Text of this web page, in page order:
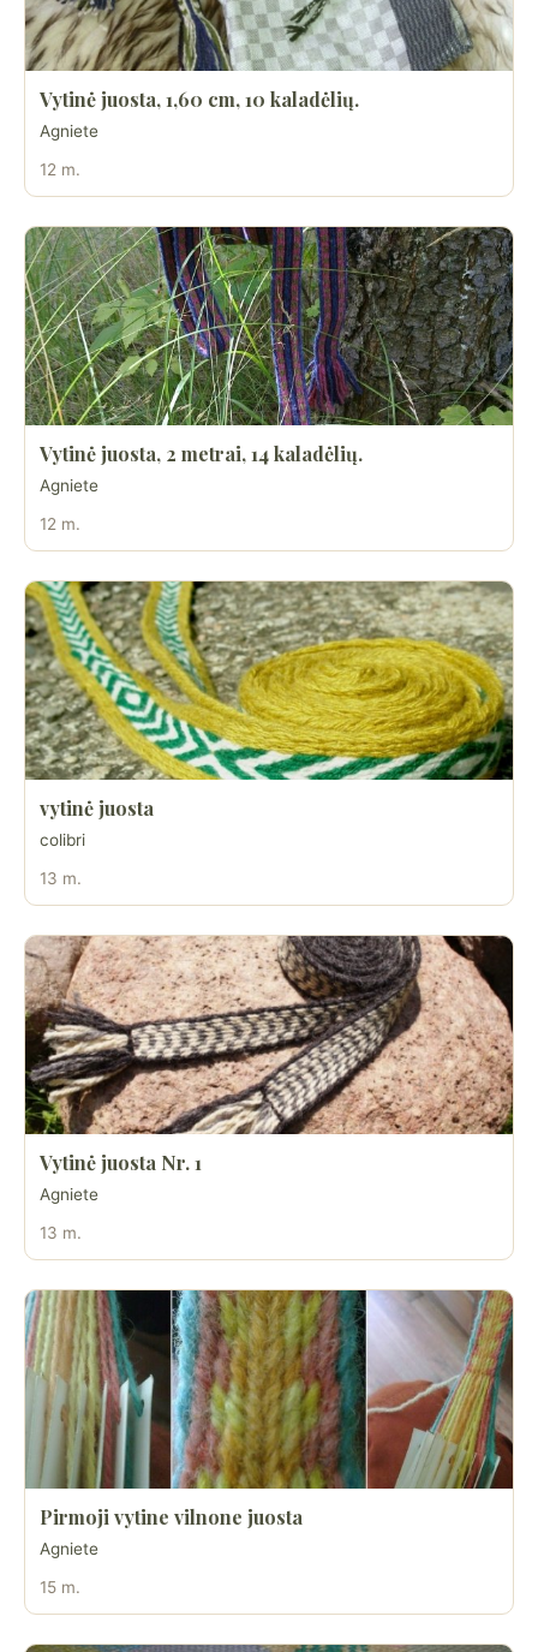
Vytinė juosta, 1,60 cm, 10 kaladėlių.
Agniete
12 m.
Vytinė juosta, 2 metrai, 14 kaladėlių.
Agniete
12 m.
vytinė juosta
colibri
13 m.
Vytinė juosta Nr. 1
Agniete
13 m.
Pirmoji vytine vilnone juosta
Agniete
15 m.